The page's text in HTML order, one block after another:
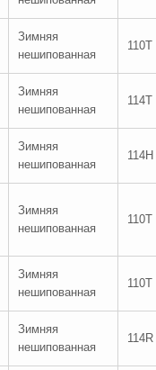
Зимняя
нешипованная
110T
Зимняя
нешипованная
114T
Зимняя
нешипованная
114H
Зимняя
нешипованная
110T
Зимняя
нешипованная
110T
Зимняя
нешипованная
114R